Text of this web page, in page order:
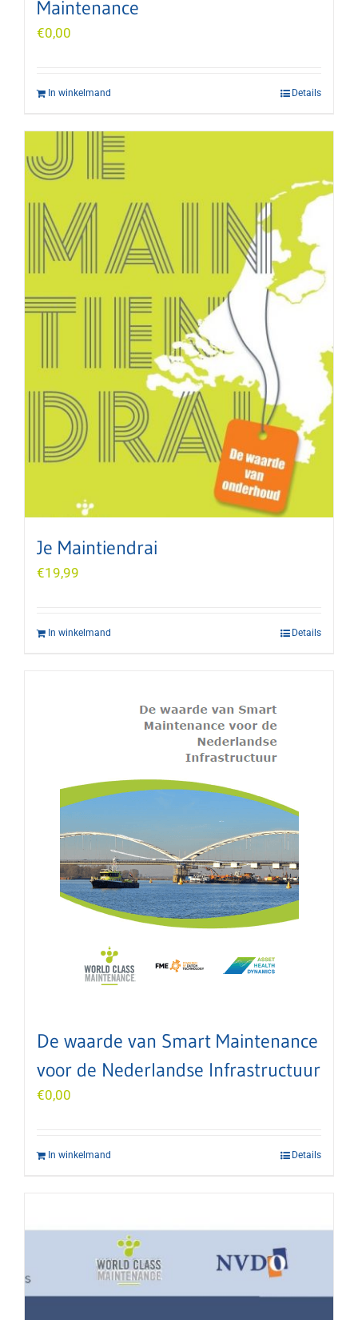
Maintenance
€0,00
In winkelmand Details
Je Maintiendrai
€19,99
In winkelmand Details
De waarde van Smart Maintenance
voor de Nederlandse Infrastructuur
€0,00
In winkelmand Details